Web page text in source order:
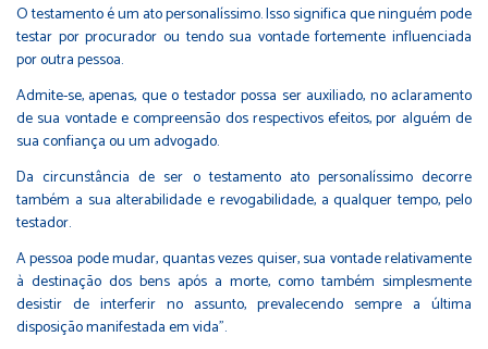
O testamento é um ato personalíssimo. Isso significa que ninguém pode
testar por procurador ou tendo sua vontade fortemente influenciada
por outra pessoa.
Admite-se, apenas, que o testador possa ser auxiliado, no aclaramento
de sua vontade e compreensão dos respectivos efeitos, por alguém de
sua confiança ou um advogado.
Da circunstância de ser o testamento ato personalíssimo decorre
também a sua alterabilidade e revogabilidade, a qualquer tempo, pelo
testador.
A pessoa pode mudar, quantas vezes quiser, sua vontade relativamente
à destinação dos bens após a morte, como também simplesmente
desistir de interferir no assunto, prevalecendo sempre a última
disposição manifestada em vida”.